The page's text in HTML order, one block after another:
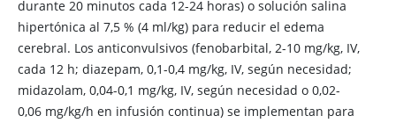
durante 20 minutos cada 12-24 horas) o solución salina
hipertónica al 7,5 % (4 ml/kg) para reducir el edema
cerebral. Los anticonvulsivos (fenobarbital, 2-10 mg/kg, IV,
cada 12 h; diazepam, 0,1-0,4 mg/kg, IV, según necesidad;
midazolam, 0,04-0,1 mg/kg, IV, según necesidad o 0,02-
0,06 mg/kg/h en infusión continua) se implementan para